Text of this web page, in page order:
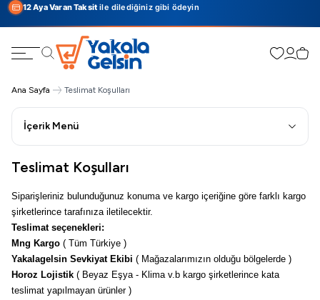
12 Aya Varan Taksit ile dilediğiniz gibi ödeyin
Favorilerim
Ana Sayfa Teslimat Koşulları
İçerik Menü
Teslimat Koşulları
Siparişleriniz bulunduğunuz konuma ve kargo içeriğine göre farklı kargo
şirketlerince tarafınıza iletilecektir.
Teslimat seçenekleri:
Mng Kargo ( Tüm Türkiye )
Yakalagelsin Sevkiyat Ekibi ( Mağazalarımızın olduğu bölgelerde )
Horoz Lojistik ( Beyaz Eşya - Klima v.b kargo şirketlerince kata
teslimat yapılmayan ürünler )